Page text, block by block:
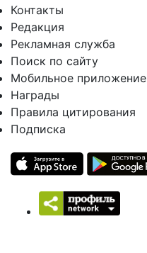
Контакты
Редакция
Рекламная служба
Поиск по сайту
Мобильное приложение
Награды
Правила цитирования
Подписка